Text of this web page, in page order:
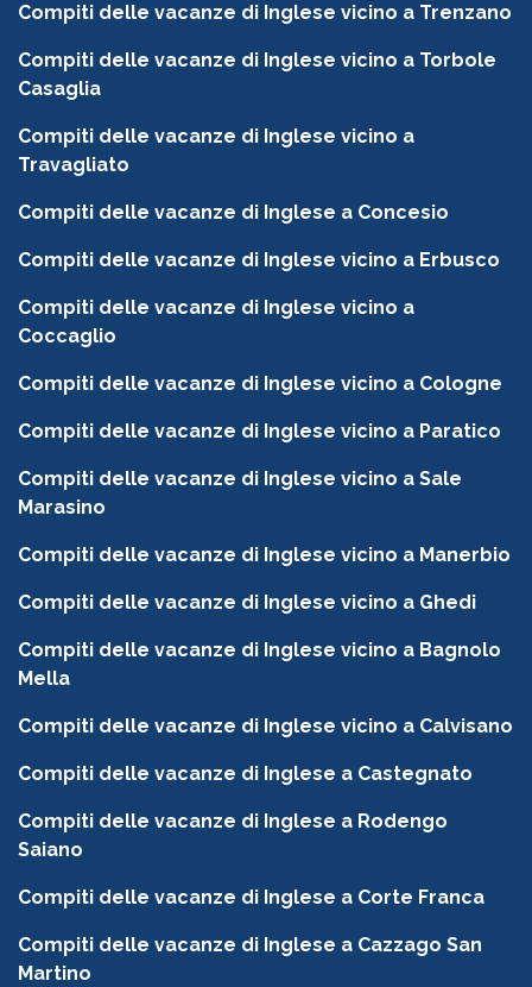
Compiti delle vacanze di Inglese vicino a Trenzano
Compiti delle vacanze di Inglese vicino a Torbole
Casaglia
Compiti delle vacanze di Inglese vicino a
Travagliato
Compiti delle vacanze di Inglese a Concesio
Compiti delle vacanze di Inglese vicino a Erbusco
Compiti delle vacanze di Inglese vicino a
Coccaglio
Compiti delle vacanze di Inglese vicino a Cologne
Compiti delle vacanze di Inglese vicino a Paratico
Compiti delle vacanze di Inglese vicino a Sale
Marasino
Compiti delle vacanze di Inglese vicino a Manerbio
Compiti delle vacanze di Inglese vicino a Ghedi
Compiti delle vacanze di Inglese vicino a Bagnolo
Mella
Compiti delle vacanze di Inglese vicino a Calvisano
Compiti delle vacanze di Inglese a Castegnato
Compiti delle vacanze di Inglese a Rodengo
Saiano
Compiti delle vacanze di Inglese a Corte Franca
Compiti delle vacanze di Inglese a Cazzago San
Martino